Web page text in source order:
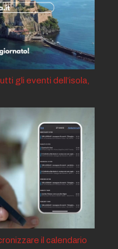
gli eventi dell’isola,
il calendario